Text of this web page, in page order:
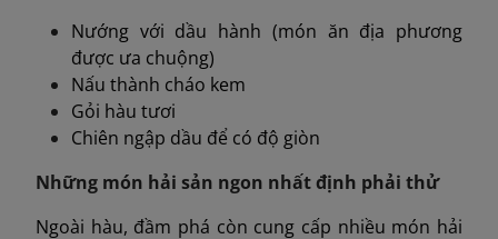
Nướng với dầu hành (món ăn địa phương
được ưa chuộng)
Nấu thành cháo kem
Gỏi hàu tươi
Chiên ngập dầu để có độ giòn
Những món hải sản ngon nhất định phải thử
Ngoài hàu, đầm phá còn cung cấp nhiều món hải